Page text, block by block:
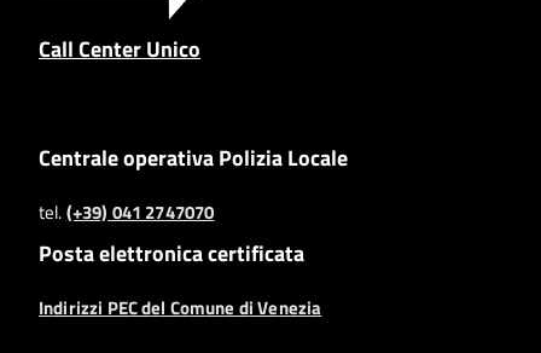
Call Center Unico
Centrale operativa Polizia Locale
tel.(+39) 041 2747070
Posta elettronica certificata
Indirizzi PEC del Comune di Venezia